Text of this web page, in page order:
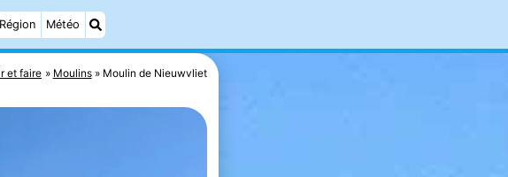
Région Météo
et faire Moulins Moulin de Nieuwvliet